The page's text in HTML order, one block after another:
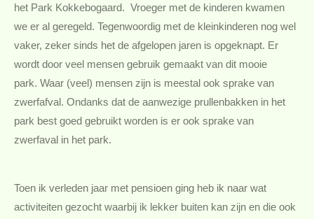
het Park Kokkebogaard. Vroeger met de kinderen kwamen
we er al geregeld. Tegenwoordig met de kleinkinderen nog wel
vaker, zeker sinds het de afgelopen jaren is opgeknapt. Er
wordt door veel mensen gebruik gemaakt van dit mooie
park. Waar (veel) mensen zijn is meestal ook sprake van
zwerfafval. Ondanks dat de aanwezige prullenbakken in het
park best goed gebruikt worden is er ook sprake van
zwerfaval in het park.
Toen ik verleden jaar met pensioen ging heb ik naar wat
activiteiten gezocht waarbij ik lekker buiten kan zijn en die ook